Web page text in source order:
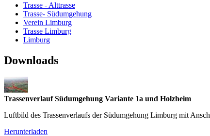
Trasse - Alttrasse
Trasse- Südumgehung
Verein Limburg
Trasse Limburg
Limburg
Downloads
Trassenverlauf Südumgehung Variante 1a und Holzheim
Luftbild des Trassenverlaufs der Südumgehung Limburg mit
Herunterladen